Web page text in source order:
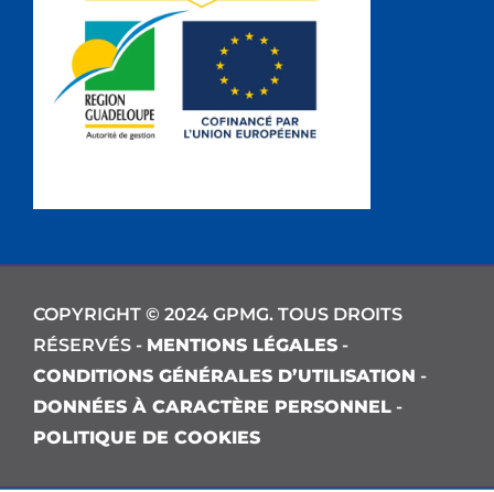
COPYRIGHT © 2024 GPMG. TOUS DROITS
RÉSERVÉS - MENTIONS LÉGALES -
CONDITIONS GÉNÉRALES D’UTILISATION -
DONNÉES À CARACTÈRE PERSONNEL -
POLITIQUE DE COOKIES